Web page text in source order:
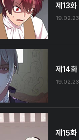
제13화
19.02.23
제14화
19.02.23
제15화